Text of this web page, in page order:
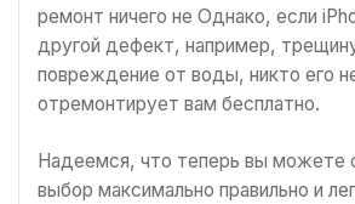
ремонт ничего не Однако, если
другой дефект, например,
повреждение от воды, никто его
отремонтирует вам бесплатно.
Надеемся, что теперь вы можете
выбор максимально правильно и